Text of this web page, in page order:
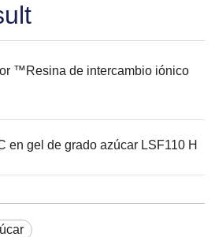
™Resina de intercambio iónico
en gel de grado azúcar LSF110 H